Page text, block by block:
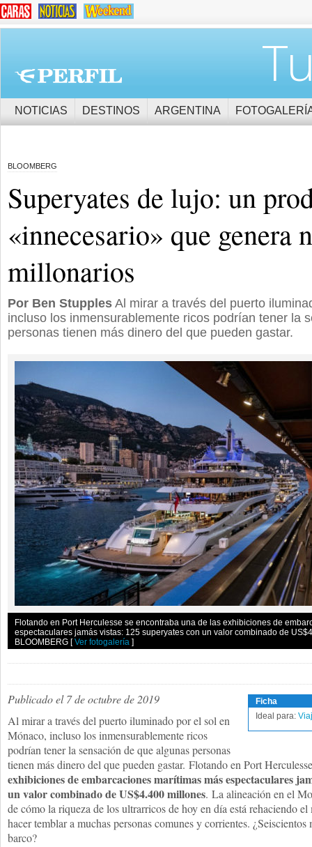
NOTICIAS DESTINOS ARGENTINA
BLOOMBERG
Superyates de lujo: un
«innecesario» que genera
millonarios
Por Ben Stupples Al mirar a través del puerto
incluso los inmensurablemente ricos podrían tener la
personas tienen más dinero del que pueden gastar.
Flotando en Port Herculesse se encontraba una de las exhibiciones de
espectaculares jamás vistas: 125 superyates con un valor combinado de
BLOOMBERG [Ver fotogalería ]
Ficha
Ideal para:
Publicado el 7 de octubre de 2019
Al mirar a través del puerto iluminado por el sol en
Mónaco, incluso los inmensurablemente ricos
podrían tener la sensación de que algunas personas
tienen más dinero del que pueden gastar. Flotando en Port
exhibiciones de embarcaciones marítimas más espectaculares
un valor combinado de US$4.400 millones. La alineación en el
de cómo la riqueza de los ultrarricos de hoy en día está rehaciendo
hacer temblar a muchas personas comunes y corrientes.
barco?